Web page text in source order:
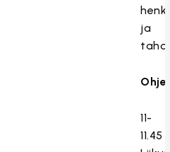
ja
tahot.
11-
11.45